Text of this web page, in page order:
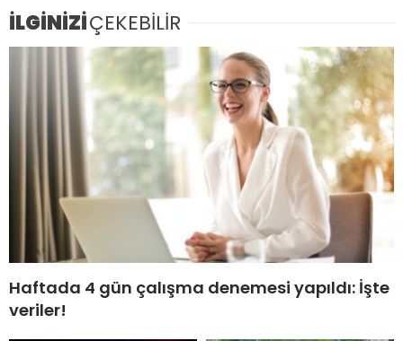
İLGİNİZİÇEKEBİLİR
Haftada 4 gün çalışma denemesi yapıldı: İşte
veriler!